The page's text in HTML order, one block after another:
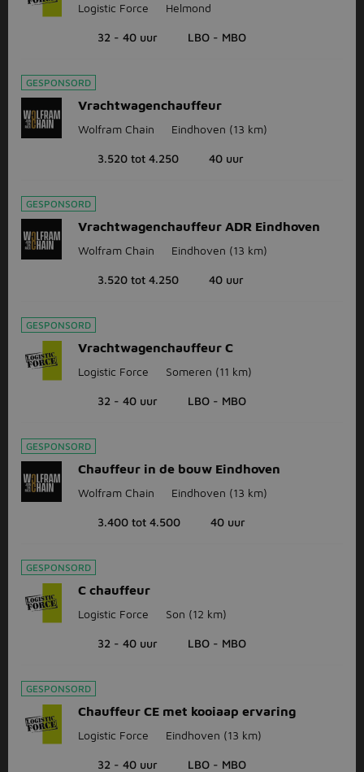
Logistic Force Helmond
32 - 40 uur LBO - MBO
GESPONSORD
Vrachtwagenchauffeur
Wolfram Chain Eindhoven (13 km)
3.520 tot 4.250 40 uur
GESPONSORD
Vrachtwagenchauffeur ADR Eindhoven
Wolfram Chain Eindhoven (13 km)
3.520 tot 4.250 40 uur
GESPONSORD
Vrachtwagenchauffeur C
Logistic Force Someren (11 km)
32 - 40 uur LBO - MBO
GESPONSORD
Chauffeur in de bouw Eindhoven
Wolfram Chain Eindhoven (13 km)
3.400 tot 4.500 40 uur
GESPONSORD
C chauffeur
Logistic Force Son (12 km)
32 - 40 uur LBO - MBO
GESPONSORD
Chauffeur CE met kooiaap ervaring
Logistic Force Eindhoven (13 km)
32 - 40 uur LBO - MBO